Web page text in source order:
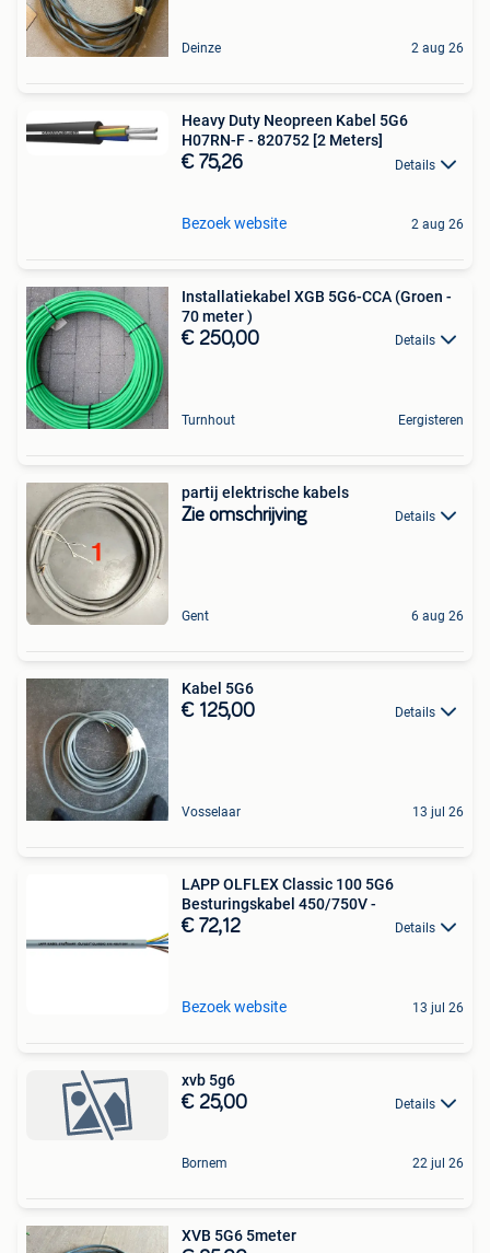
Deinze 2 aug 26
Heavy Duty Neopreen Kabel 5G6
H07RN-F - 820752 [2 Meters]
€ 75,26 Details
Bezoek website 2 aug 26
Installatiekabel XGB 5G6-CCA (Groen -
70 meter )
€ 250,00 Details
Turnhout Eergisteren
partij elektrische kabels
Zie omschrijving Details
Gent 6 aug 26
Kabel 5G6
€ 125,00 Details
Vosselaar 13 jul 26
LAPP OLFLEX Classic 100 5G6
Besturingskabel 450/750V -
€ 72,12 Details
Bezoek website 13 jul 26
xvb 5g6
€ 25,00 Details
Bornem 22 jul 26
XVB 5G6 5meter